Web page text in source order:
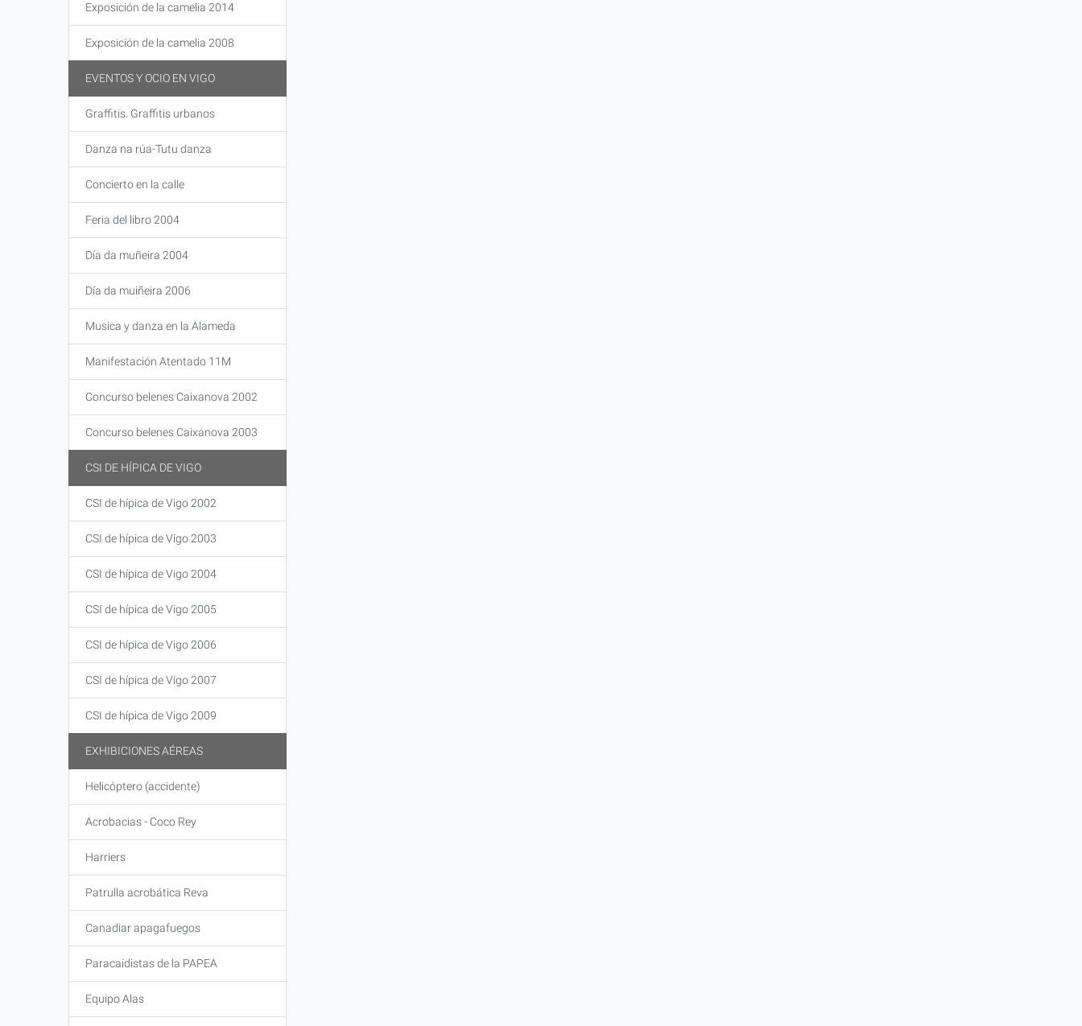
Exposición de la camelia 2014
Exposición de la camelia 2008
EVENTOS Y OCIO EN VIGO
Graffitis. Graffitis urbanos
Danza na rúa-Tutu danza
Concierto en la calle
Feria del libro 2004
Día da muñeira 2004
Día da muiñeira 2006
Musica y danza en la Alameda
Manifestación Atentado 11M
Concurso belenes Caixanova 2002
Concurso belenes Caixanova 2003
CSI DE HÍPICA DE VIGO
CSI de hípica de Vigo 2002
CSI de hípica de Vigo 2003
CSI de hípica de Vigo 2004
CSI de hípica de Vigo 2005
CSI de hípica de Vigo 2006
CSI de hípica de Vigo 2007
CSI de hípica de Vigo 2009
EXHIBICIONES AÉREAS
Helicóptero (accidente)
Acrobacias - Coco Rey
Harriers
Patrulla acrobática Reva
Canadiar apagafuegos
Paracaidistas de la PAPEA
Equipo Alas